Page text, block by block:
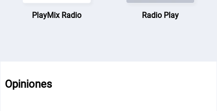
PlayMix Radio Radio Play
Opiniones